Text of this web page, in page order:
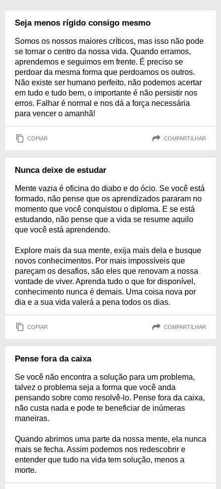
Seja menos rígido consigo mesmo
Somos os nossos maiores críticos, mas isso não pode
se tornar o centro da nossa vida. Quando erramos,
aprendemos e seguimos em frente. É preciso se
perdoar da mesma forma que perdoamos os outros.
Não existe ser humano perfeito, não podemos acertar
em tudo e tudo bem, o importante é não persistir nos
erros. Falhar é normal e nos dá a força necessária
para vencer o amanhã!
COPIAR COMPARTILHAR
Nunca deixe de estudar
Mente vazia é oficina do diabo e do ócio. Se você está
formado, não pense que os aprendizados pararam no
momento que você conquistou o diploma. E se está
estudando, não pense que a vida se resume aquilo
que você está aprendendo.
Explore mais da sua mente, exija mais dela e busque
novos conhecimentos. Por mais impossíveis que
pareçam os desafios, são eles que renovam a nossa
vontade de viver. Aprenda tudo o que for disponível,
conhecimento nunca é demais. Uma coisa nova por
dia e a sua vida valerá a pena todos os dias.
COPIAR COMPARTILHAR
Pense fora da caixa
Se você não encontra a solução para um problema,
talvez o problema seja a forma que você anda
pensando sobre como resolvê-lo. Pense fora da caixa,
não custa nada e pode te beneficiar de inúmeras
maneiras.
Quando abrimos uma parte da nossa mente, ela nunca
mais se fecha. Assim podemos nos redescobrir e
entender que tudo na vida tem solução, menos a
morte.